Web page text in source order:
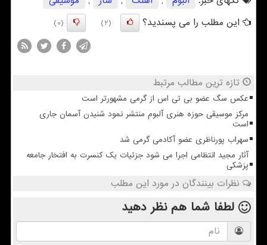
این مطلب را می پسندید؟
(2)
(0)
تازه ترین مطالب مرتبط
عکس سگ عضو بی تی اس از گرمی مشهورتر است
مرکز موسیقی حوزه هنری آلبوم منتشر نمود شنیدن آسمان جاری
است
سهراب پورناظری عضو آکادمی گرمی شد
آثار مجید انتظامی اجرا می شود جزئیات یک کنسرت به افتخار جامعه
پزشکی
نظرات بینندگان در مورد این مطلب
لطفا شما همنظر دهید